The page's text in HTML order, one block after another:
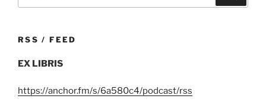
RSS / FEED
EX LIBRIS
https://anchor.fm/s/6a580c4/podcast/rss